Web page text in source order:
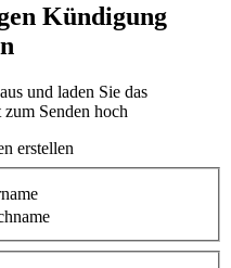
Kündigung
und laden Sie das
Senden hoch
erstellen